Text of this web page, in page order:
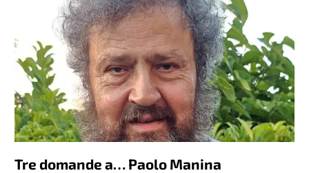
Tre domande a… Paolo Manina